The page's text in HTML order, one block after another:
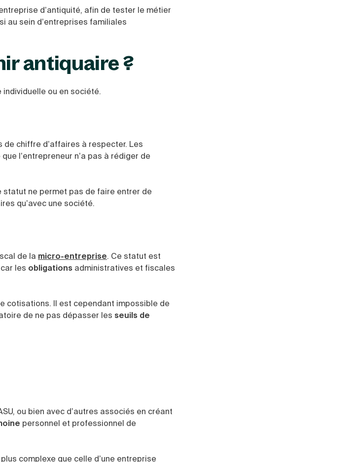
d’antiquité, afin de tester le métier
au sein d’entreprises familiales
antiquaire ?
ou en société.
de chiffre d’affaires à respecter. Les
l’entrepreneur n’a pas à rédiger de
statut ne permet pas de faire entrer de
qu’avec une société.
de la micro-entreprise. Ce statut est
les obligations administratives et fiscales
cotisations. Il est cependant impossible de
de ne pas dépasser les seuils de
ou bien avec d’autres associés en créant
personnel et professionnel de
complexe que celle d’une entreprise